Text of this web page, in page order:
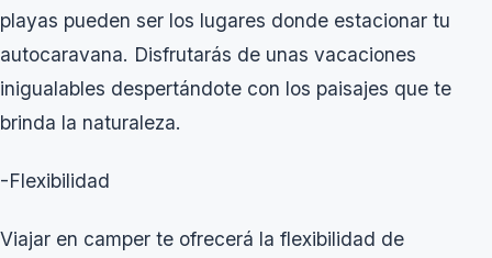
playas pueden ser los lugares donde estacionar tu
autocaravana. Disfrutarás de unas vacaciones
inigualables despertándote con los paisajes que te
brinda la naturaleza.
-Flexibilidad
Viajar en camper te ofrecerá la flexibilidad de